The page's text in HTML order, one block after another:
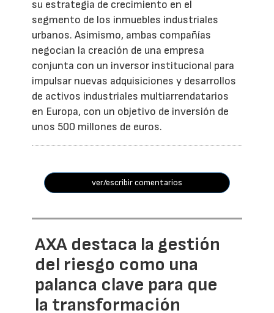
su estrategia de crecimiento en el
segmento de los inmuebles industriales
urbanos. Asimismo, ambas compañías
negocian la creación de una empresa
conjunta con un inversor institucional para
impulsar nuevas adquisiciones y desarrollos
de activos industriales multiarrendatarios
en Europa, con un objetivo de inversión de
unos 500 millones de euros.
ver/escribir comentarios
AXA destaca la gestión
del riesgo como una
palanca clave para que
la transformación